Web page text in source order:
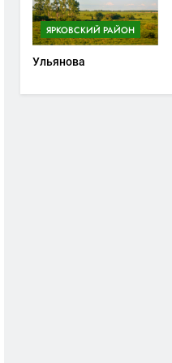
ЯРКОВСКИЙ РАЙОН
Ульянова